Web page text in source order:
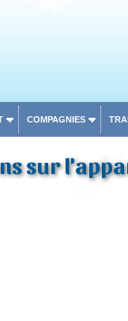
COMPAGNIES
sur